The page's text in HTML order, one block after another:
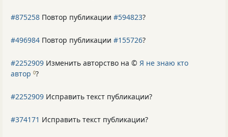
#875258 Повтор публикации #594823?
#496984 Повтор публикации #155726?
#2252909 Изменить авторство на © Я не знаю кто
автор 0?
#2252909 Исправить текст публикации?
#374171 Исправить текст публикации?